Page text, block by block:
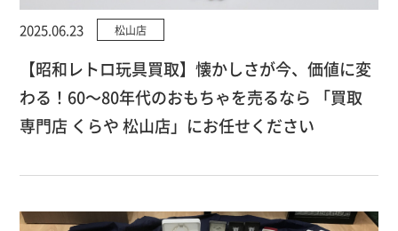
2025.06.23 松山店
【昭和レトロ玩具買取】懐かしさが今、価値に変
わる！60～80年代のおもちゃを売るなら 「買取
専門店 くらや 松山店」にお任せください